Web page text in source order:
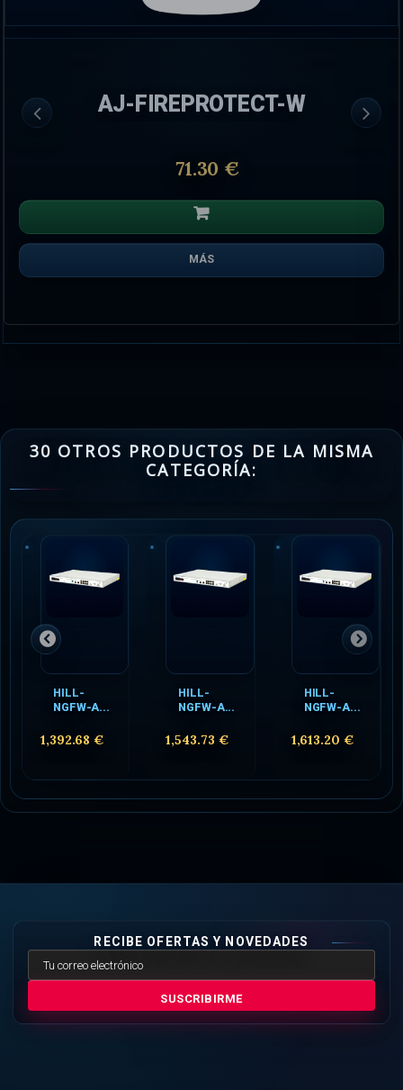
AJ-FIREPROTECT-W
71.30 €
MÁS
30 OTROS PRODUCTOS DE LA MISMA
CATEGORÍA:
HILL-
NGFW-A...
1,392.68 €
HILL-
NGFW-A...
1,543.73 €
HILL-
NGFW-A...
1,613.20 €
RECIBE OFERTAS Y NOVEDADES
SUSCRIBIRME